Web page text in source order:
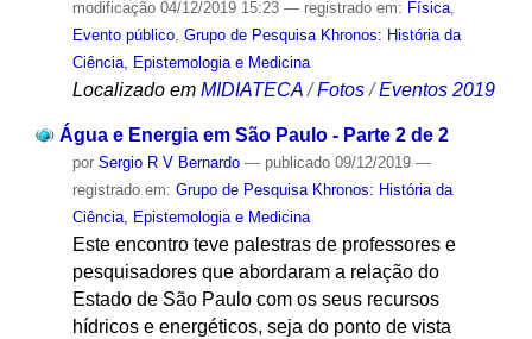
modificação04/12/2019 15:23 — registrado em: Física,
Evento público, Grupo de Pesquisa Khronos: História da
Ciência, Epistemologia e Medicina
Localizado em MIDIATECA /Fotos /Eventos 2019
Água e Energia em São Paulo - Parte 2 de 2
por Sergio R V Bernardo — publicado09/12/2019 —
registrado em: Grupo de Pesquisa Khronos: História da
Ciência, Epistemologia e Medicina
Este encontro teve palestras de professores e
pesquisadores que abordaram a relação do
Estado de São Paulo com os seus recursos
hídricos e energéticos, seja do ponto de vista